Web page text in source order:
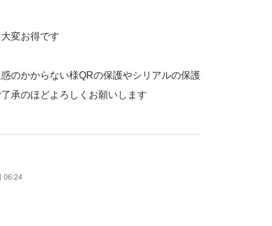
変お得です
のかからない様QRの保護やシリアルの保護
承のほどよろしくお願いします
06:24